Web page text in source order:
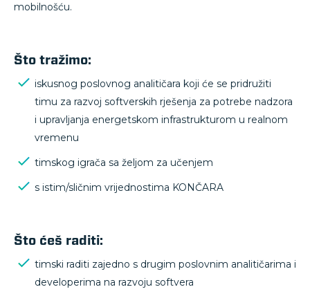
mobilnošću.
Što tražimo:
iskusnog poslovnog analitičara koji će se pridružiti
timu za razvoj softverskih rješenja za potrebe nadzora
i upravljanja energetskom infrastrukturom u realnom
vremenu
timskog igrača sa željom za učenjem
s istim/sličnim vrijednostima KONČARA
Što ćeš raditi:
timski raditi zajedno s drugim poslovnim analitičarima i
developerima na razvoju softvera